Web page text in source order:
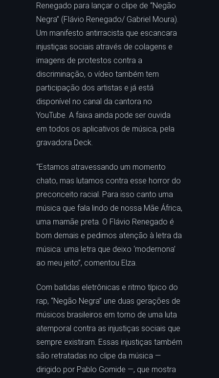
Renegado para lançar o clipe de “Negão
Negra” (Flávio Renegado/ Gabriel Moura).
Um manifesto antirracista que escancara
injustiças sociais através de colagens e
imagens de protestos contra a
discriminação, o vídeo também tem
participação dos artistas e já está
disponível no canal da cantora no
YouTube. A faixa ainda pode ser ouvida
em todos os aplicativos de música, pela
gravadora Deck.
“Estamos atravessando um momento
chato, mas lutamos contra esse horror do
preconceito racial. Para isso canto uma
música que fala lindo de nossa Mãe África,
uma mamãe preta. O Flávio Renegado é
bom demais e pedimos atenção à letra da
música: uma letra que deixo ‘modernona’
ao meu jeito”, comentou Elza.
Com batidas eletrônicas e ritmo típico do
rap, “Negão Negra” une duas gerações de
músicos brasileiros em torno de uma luta
atemporal contra as injustiças sociais que
sempre existiram. Essas injustiças também
são retratadas no clipe da música —
dirigido por Pablo Gomide —, que mostra